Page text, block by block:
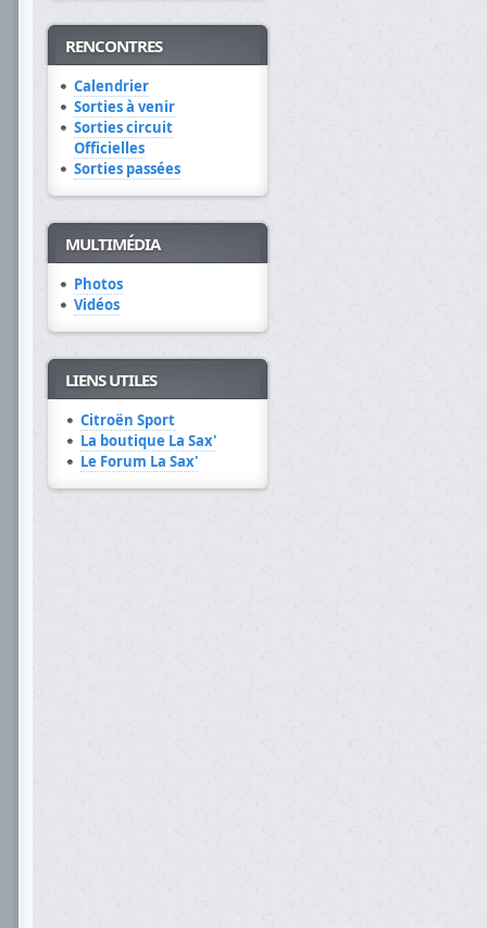
RENCONTRES
Calendrier
Sorties à venir
Sorties circuit
Officielles
Sorties passées
MULTIMÉDIA
Photos
Vidéos
LIENS UTILES
Citroën Sport
La boutique La Sax'
Le Forum La Sax'